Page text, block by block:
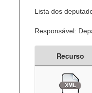
Lista dos
Responsável:
Recurso